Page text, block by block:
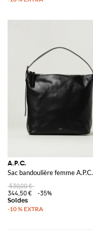
A.P.C.
Sac bandoulière femme A.P.C.
530,00 €
344,50 €
-35%